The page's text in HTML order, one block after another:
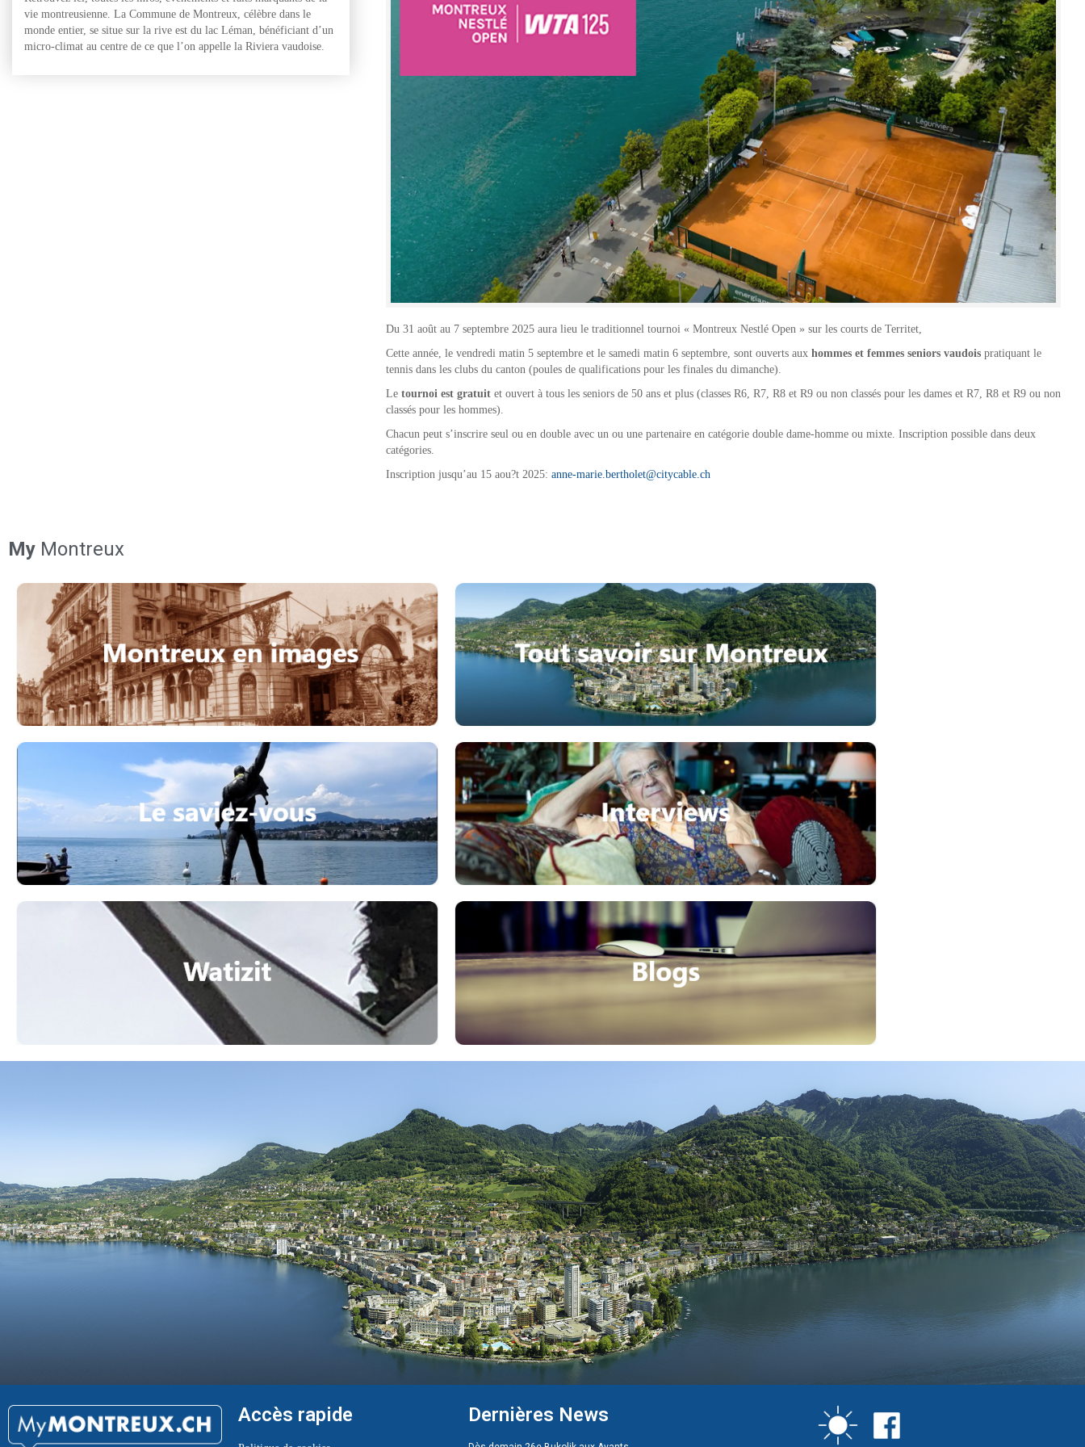
vie montreusienne. La Commune de Montreux, célèbre dans le
monde entier, se situe sur la rive est du lac Léman, bénéficiant d’un
micro-climat au centre de ce que l’on appelle la Riviera vaudoise.
Du 31 août au 7 septembre 2025 aura lieu le traditionnel tournoi « Montreux Nestlé Open » sur les courts de Territet,
Cette année, le vendredi matin 5 septembre et le samedi matin 6 septembre, sont ouverts aux hommes et femmes seniors vaudois pratiquant le
tennis dans les clubs du canton (poules de qualifications pour les finales du dimanche).
Le tournoi est gratuit et ouvert à tous les seniors de 50 ans et plus (classes R6, R7, R8 et R9 ou non classés pour les dames et R7, R8 et R9 ou non
classés pour les hommes).
Chacun peut s’inscrire seul ou en double avec un ou une partenaire en catégorie double dame-homme ou mixte. Inscription possible dans deux
catégories.
Inscription jusqu’au 15 aou?t 2025: anne-marie.bertholet@citycable.ch
My Montreux
Accès rapide Dernières News